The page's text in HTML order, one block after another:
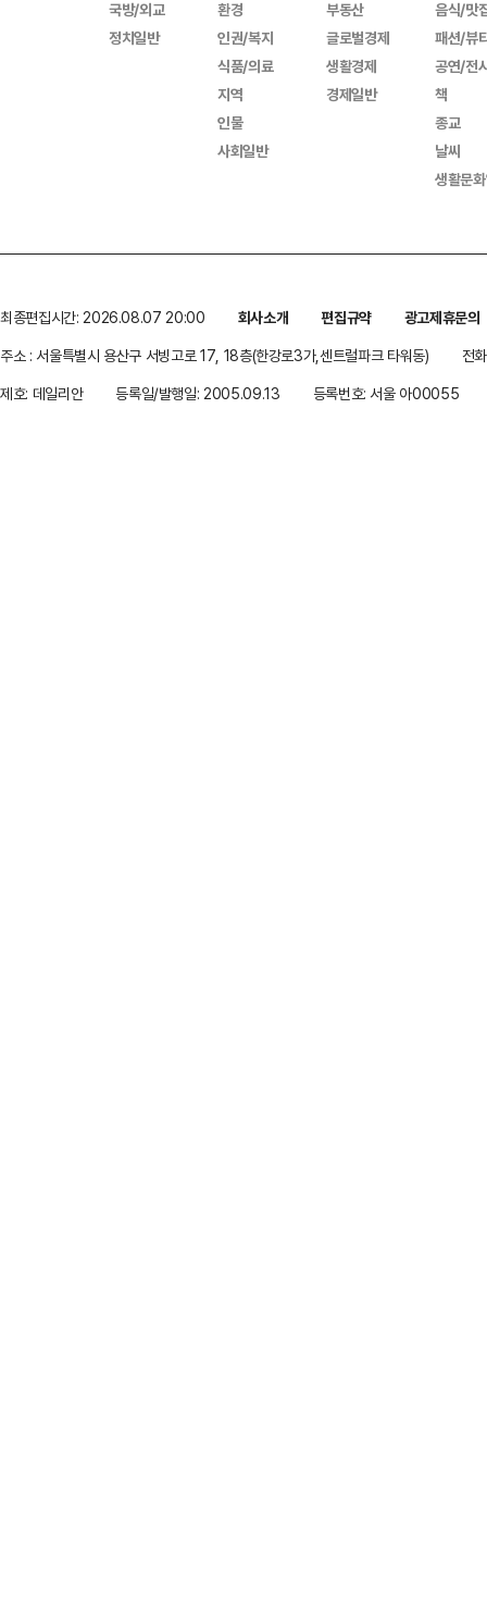
국방/외교
정치일반
환경
인권/복지
식품/의료
지역
인물
사회일반
부동산
글로벌경제
생활경제
경제일반
음식/맛
패션/뷰
공연/전
책
종교
날씨
생활문
최종편집시간: 2026.08.07 20:00 회사소개 편집규약
광고제휴문의
주소 : 서울특별시 용산구 서빙고로 17, 18층(한강로3가,센트럴파크 타워동)
전
제호: 데일리안
등록일/발행일: 2005.09.13 등록번호: 서울 아00055